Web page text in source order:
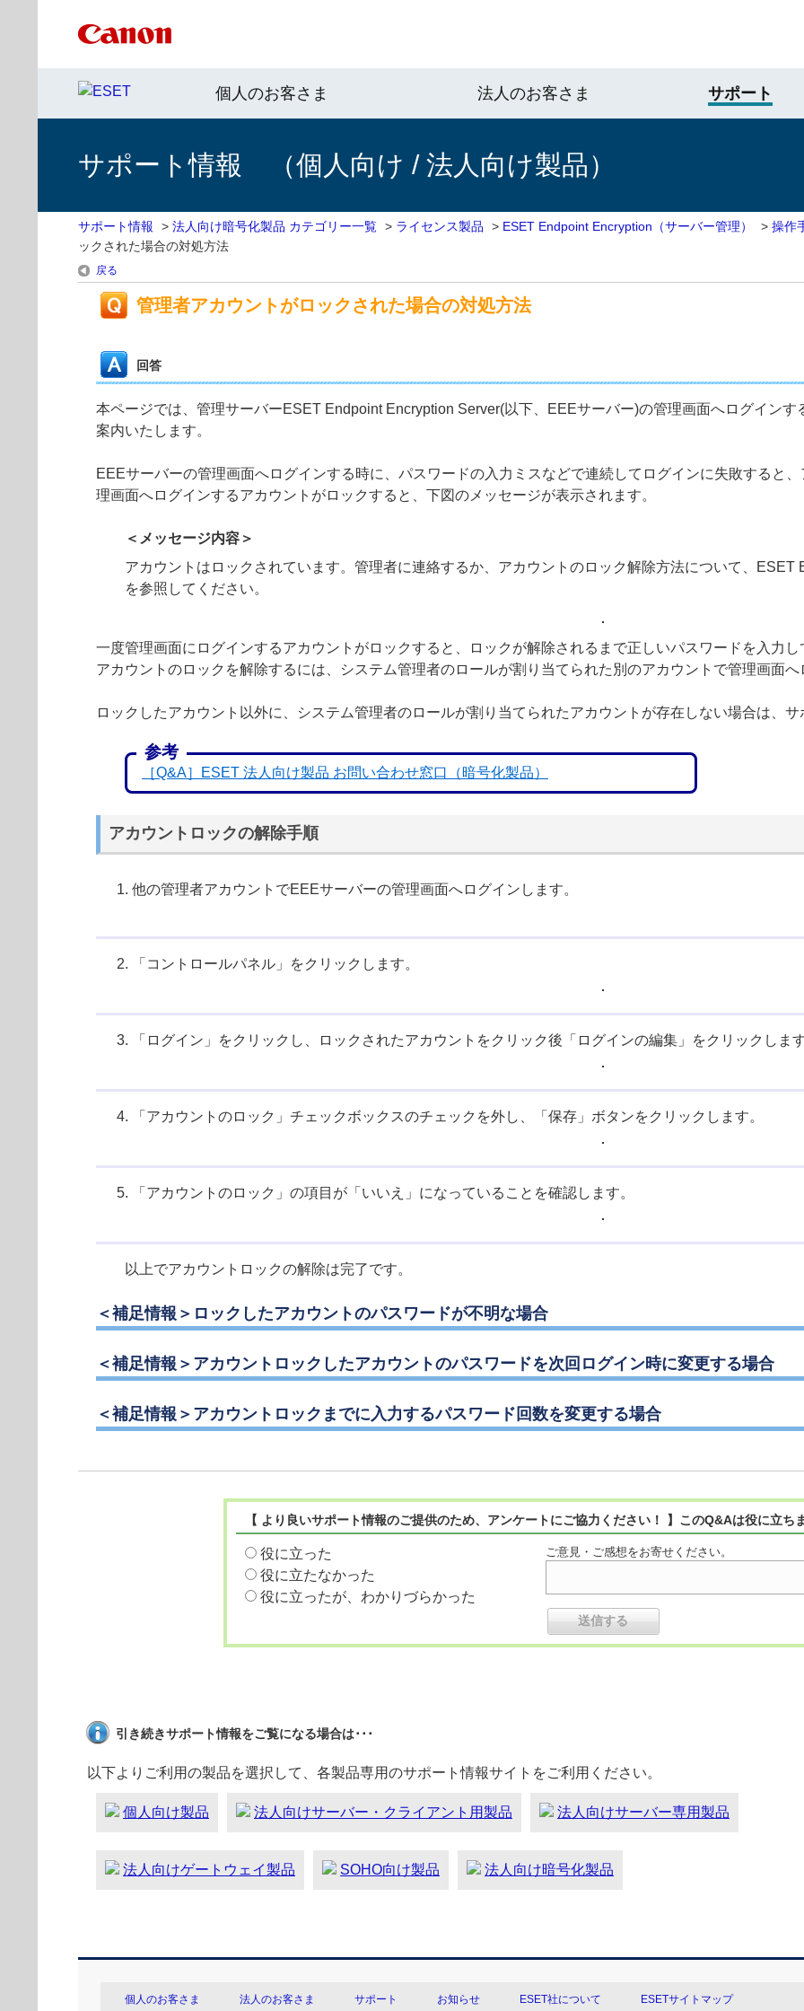
個人のお客さま 法人のお客さま サポート
サポート情報 （個人向け / 法人向け製品）
サポート情報 > 法人向け暗号化製品 カテゴリー一覧 > ライセンス製品 > ESET Endpoint Encryption（サーバー管理） > 操作
ックされた場合の対処方法
戻る
管理者アカウントがロックされた場合の対処方法
回答
本ページでは、管理サーバーESET Endpoint Encryption Server(以下、EEEサーバー)の管理画面へログイン
案内いたします。
EEEサーバーの管理画面へログインする時に、パスワードの入力ミスなどで連続してログインに失敗すると
理画面へログインするアカウントがロックすると、下図のメッセージが表示されます。
＜メッセージ内容＞
アカウントはロックされています。管理者に連絡するか、アカウントのロック解除方法について、ESET
を参照してください。
一度管理画面にログインするアカウントがロックすると、ロックが解除されるまで正しいパスワードを入力
アカウントのロックを解除するには、システム管理者のロールが割り当てられた別のアカウントで管理画面
ロックしたアカウント以外に、システム管理者のロールが割り当てられたアカウントが存在しない場合は、
参考
［Q&A］ESET 法人向け製品 お問い合わせ窓口（暗号化製品）
アカウントロックの解除手順
他の管理者アカウントでEEEサーバーの管理画面へログインします。
「コントロールパネル」をクリックします。
「ログイン」をクリックし、ロックされたアカウントをクリック後「ログインの編集」をクリックしま
「アカウントのロック」チェックボックスのチェックを外し、「保存」ボタンをクリックします。
「アカウントのロック」の項目が「いいえ」になっていることを確認します。
以上でアカウントロックの解除は完了です。
＜補足情報＞ロックしたアカウントのパスワードが不明な場合
＜補足情報＞アカウントロックしたアカウントのパスワードを次回ログイン時に変更する場合
＜補足情報＞アカウントロックまでに入力するパスワード回数を変更する場合
【 より良いサポート情報のご提供のため、アンケートにご協力ください！ 】このQ&Aは役に立ち
役に立った
役に立たなかった
役に立ったが、わかりづらかった
ご意見・ご感想をお寄せください。
引き続きサポート情報をご覧になる場合は･･･
以下よりご利用の製品を選択して、各製品専用のサポート情報サイトをご利用ください。
個人向け製品 法人向けサーバー・クライアント用製品 法人向けサーバー専用製品
法人向けゲートウェイ製品 SOHO向け製品 法人向け暗号化製品
個人のお客さま 法人のお客さま サポート お知らせ ESET社について ESETサイトマップ